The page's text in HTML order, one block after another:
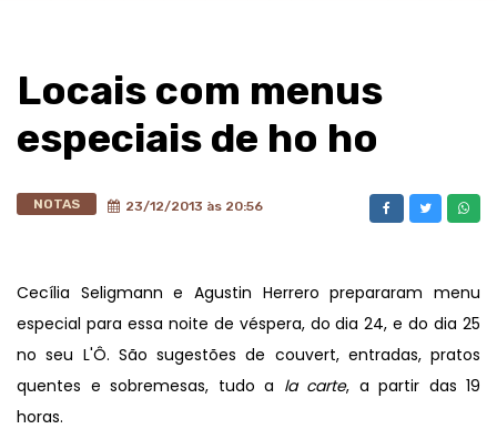
Locais com menus
especiais de ho ho
NOTAS 23/12/2013 às 20:56
Cecília Seligmann e Agustin Herrero prepararam menu
especial para essa noite de véspera, do dia 24, e do dia 25
no seu L'Ô. São sugestões de couvert, entradas, pratos
quentes e sobremesas, tudo a la carte, a partir das 19
horas.